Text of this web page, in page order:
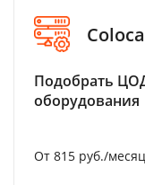
Подобрать
оборудования
От 815 руб./месяц